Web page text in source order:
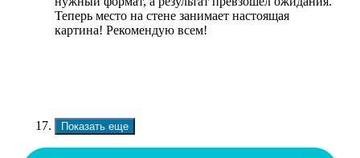
Теперь место на стене занимает настоящая
картина! Рекомендую всем!
Показать еще